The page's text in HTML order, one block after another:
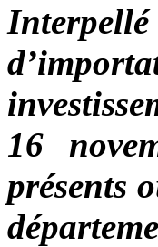
16
présents